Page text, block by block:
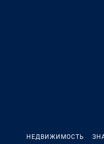
НЕДВИЖИМОСТЬ